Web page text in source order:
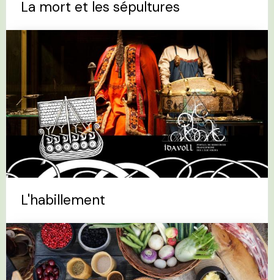
La mort et les sépultures
L'habillement